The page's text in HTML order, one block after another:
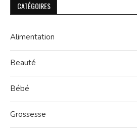
CATÉGOIRES
Alimentation
Beauté
Bébé
Grossesse